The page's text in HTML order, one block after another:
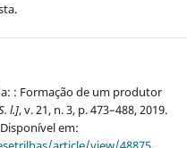
: Formação de um produtor
l.], v. 21, n. 3, p. 473–488, 2019.
em: